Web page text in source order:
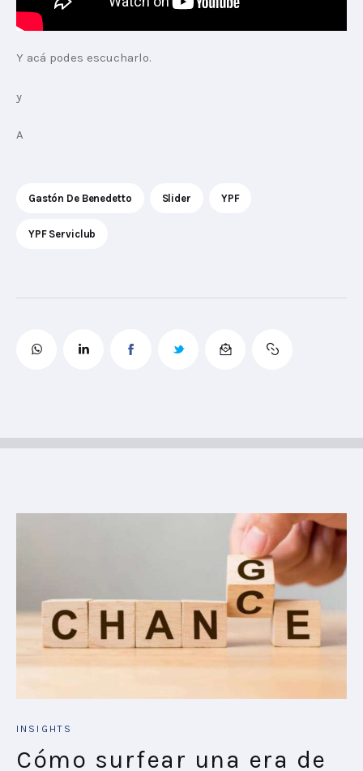
Y acá podes escucharlo.
y
A
Gastón De Benedetto Slider YPF
YPF Serviclub
INSIGHTS
Cómo surfear una era de